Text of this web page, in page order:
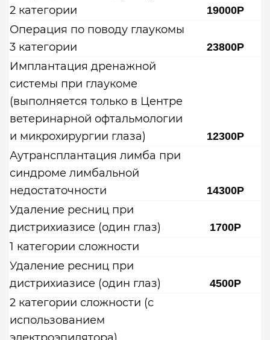
2 категории
19000Р
Операция по поводу глаукомы
3 категории
23800Р
Имплантация дренажной
системы при глаукоме
(выполняется только в Центре
ветеринарной офтальмологии
и микрохирургии глаза)
12300Р
Аутрансплантация лимба при
синдроме лимбальной
недостаточности
14300Р
Удаление ресниц при
дистрихиазисе (один глаз)
1700Р
1 категории сложности
Удаление ресниц при
дистрихиазисе (один глаз)
4500Р
2 категории сложности (с
использованием